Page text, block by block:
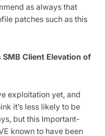
as always that
patches such as this
Client Elevation of
exploitation yet, and
it’s less likely to be
but this Important-
known to have been